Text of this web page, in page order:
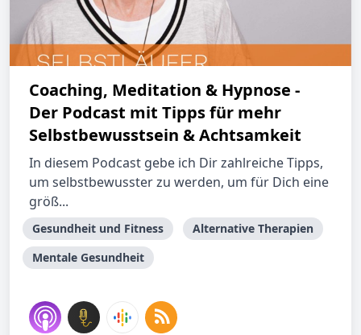
Coaching, Meditation & Hypnose -
Der Podcast mit Tipps für mehr
Selbstbewusstsein & Achtsamkeit
In diesem Podcast gebe ich Dir zahlreiche Tipps,
um selbstbewusster zu werden, um für Dich eine
größ...
Gesundheit und Fitness
Alternative Therapien
Mentale Gesundheit